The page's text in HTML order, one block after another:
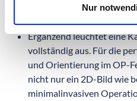
Nur
(z.B. Zittern)
Schnitt.
Ergänzend leuchtet eine
vollständig aus. Für die
und Orientierung im OP-
nicht nur ein 2D-Bild wie
minimalinvasiven